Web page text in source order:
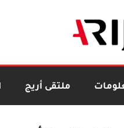
ملتقى أريج